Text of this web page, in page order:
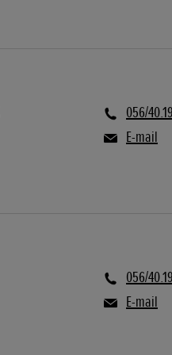
056/
E-mail
056/
E-mail